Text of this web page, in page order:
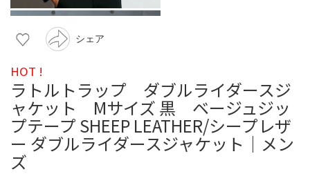
シェア
HOT !
ラトルトラップ ダブルライダースジ
ャケット Mサイズ 黒 ベージュジッ
プテープ SHEEP LEATHER/シープレザ
ー ダブルライダースジャケット｜メン
ズ